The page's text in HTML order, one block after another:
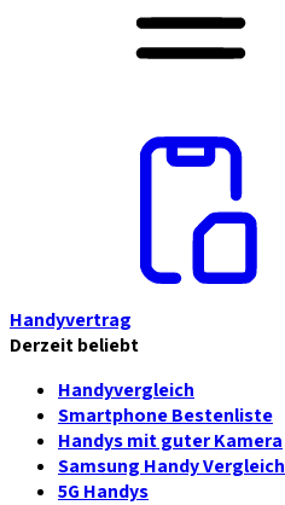
Handyvertrag
Derzeit beliebt
Handyvergleich
Smartphone Bestenliste
Handys mit guter Kamera
Samsung Handy Vergleich
5G Handys